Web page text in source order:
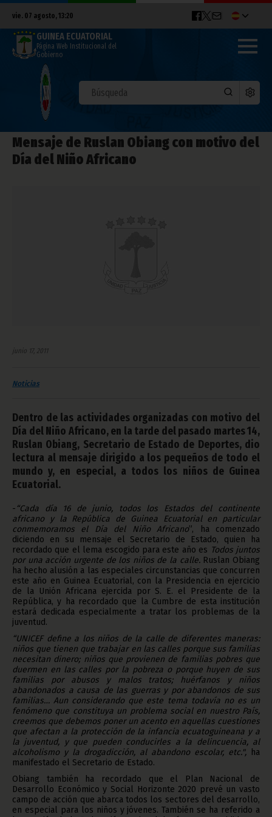
vie. 07 agosto, 13:20
GUINEA ECUATORIAL
Página Web Institucional del
Gobierno
Mensaje de Ruslan Obiang con motivo del
Día del Niño Africano
junio 17, 2011
Noticias
Dentro de las actividades organizadas con motivo del
Día del Niño Africano, en la tarde del pasado martes 14,
Ruslan Obiang, Secretario de Estado de Deportes, dio
lectura al mensaje dirigido a los pequeños de todo el
mundo y, en especial, a todos los niños de Guinea
Ecuatorial.
- “Cada día 16 de junio, todos los Estados del continente
africano y la República de Guinea Ecuatorial en particular
conmemoramos el Día del Niño Africano”, ha comenzado
diciendo en su mensaje el Secretario de Estado, quien ha
recordado que el lema escogido para este año es Todos juntos
por una acción urgente de los niños de la calle.Ruslan Obiang
ha hecho alusión a las especiales circunstancias que concurren
este año en Guinea Ecuatorial, con la Presidencia en ejercicio
de la Unión Africana ejercida por S. E. el Presidente de la
República, y ha recordado que la Cumbre de esta institución
estará dedicada especialmente a tratar los problemas de la
juventud.
“UNICEF define a los niños de la calle de diferentes maneras:
niños que tienen que trabajar en las calles porque sus familias
necesitan dinero; niños que provienen de familias pobres que
duermen en las calles por la pobreza o porque huyen de sus
familias por abusos y malos tratos; huérfanos y niños
abandonados a causa de las guerras y por abandonos de sus
familias… Aun considerando que este tema todavía no es un
fenómeno que constituya un problema social en nuestro País,
creemos que debemos poner un acento en aquellas cuestiones
que afectan a la protección de la infancia ecuatoguineana y a
la juventud, y que pueden conducirles a la delincuencia, al
alcoholismo y la drogadicción, al abandono escolar, etc.", ha
manifestado el Secretario de Estado.
Obiang también ha recordado que el Plan Nacional de
Desarrollo Económico y Social Horizonte 2020 prevé un vasto
campo de acción que abarca todos los sectores del desarrollo,
en especial para los niños y jóvenes. También se ha referido a